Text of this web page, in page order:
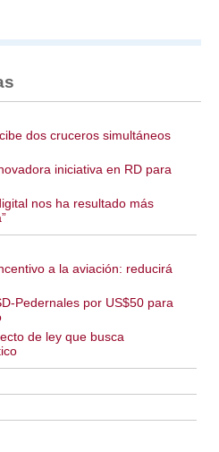
dos cruceros simultáneos
iniciativa en RD para
nos ha resultado más
a la aviación: reducirá
Pedernales por US$50 para
de ley que busca